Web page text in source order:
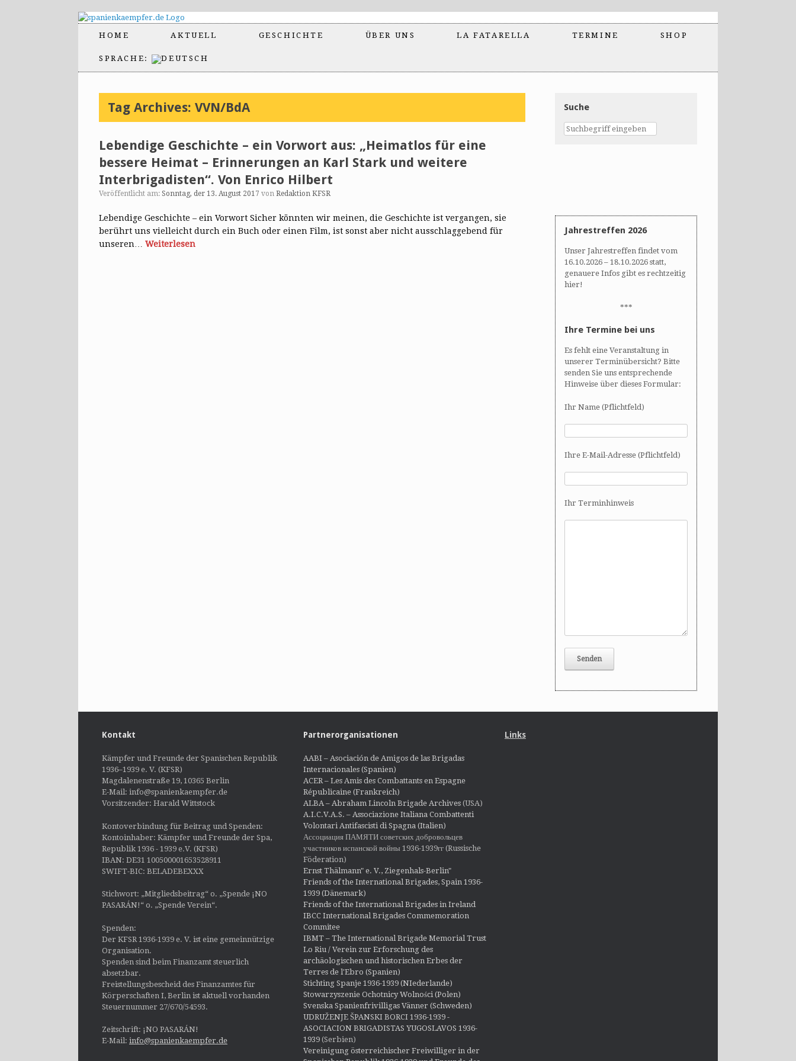
HOME AKTUELL GESCHICHTE ÜBER UNS LA FATARELLA TERMINE SHOP
SPRACHE:
Tag Archives: VVN/BdA
Lebendige Geschichte – ein Vorwort aus: „Heimatlos für eine
bessere Heimat – Erinnerungen an Karl Stark und weitere
Interbrigadisten“. Von Enrico Hilbert
Veröffentlicht am: Sonntag, der 13. August 2017 von Redaktion KFSR
Lebendige Geschichte – ein Vorwort Sicher könnten wir meinen, die Geschichte ist vergangen, sie
berührt uns vielleicht durch ein Buch oder einen Film, ist sonst aber nicht ausschlaggebend für
unseren… Weiterlesen
Suche
Jahrestreffen 2026
Unser Jahrestreffen findet vom
16.10.2026 – 18.10.2026 statt,
genauere Infos gibt es rechtzeitig
hier!
***
Ihre Termine bei uns
Es fehlt eine Veranstaltung in
unserer Terminübersicht? Bitte
senden Sie uns entsprechende
Hinweise über dieses Formular:
Ihr Name (Pflichtfeld)
Ihre E-Mail-Adresse (Pflichtfeld)
Ihr Terminhinweis
Kontakt
Kämpfer und Freunde der Spanischen Republik
1936–1939 e. V. (KFSR)
Magdalenenstraße 19, 10365 Berlin
E-Mail: info@spanienkaempfer.de
Vorsitzender: Harald Wittstock
Kontoverbindung für Beitrag und Spenden:
Kontoinhaber: Kämpfer und Freunde der Spa,
Republik 1936 - 1939 e.V. (KFSR)
IBAN: DE31 100500001653528911
SWIFT-BIC: BELADEBEXXX
Stichwort: „Mitgliedsbeitrag“ o. „Spende ¡NO
PASARÁN!“ o. „Spende Verein“.
Spenden:
Der KFSR 1936-1939 e. V. ist eine gemeinnützige
Organisation.
Spenden sind beim Finanzamt steuerlich
absetzbar.
Freistellungsbescheid des Finanzamtes für
Körperschaften I, Berlin ist aktuell vorhanden
Steuernummer 27/670/54593.
Zeitschrift: ¡NO PASARÁN!
E-Mail: info@spanienkaempfer.de
Partnerorganisationen
AABI – Asociación de Amigos de las Brigadas
Internacionales (Spanien)
ACER – Les Amis des Combattants en Espagne
Républicaine (Frankreich)
ALBA – Abraham Lincoln Brigade Archives(USA)
A.I.C.V.A.S. – Associazione Italiana Combattenti
Volontari Antifascisti di Spagna (Italien)
Ассоциация ПАМЯТИ советских добровольцев
участников испанской войны 1936-1939гг (Russische
Föderation)
Ernst Thälmann" e. V., Ziegenhals-Berlin"
Friends of the International Brigades, Spain 1936-
1939 (Dänemark)
Friends of the International Brigades in Ireland
IBCC International Brigades Commemoration
Commitee
IBMT – The International Brigade Memorial Trust
Lo Riu / Verein zur Erforschung des
archäologischen und historischen Erbes der
Terres de l'Ebro (Spanien)
Stichting Spanje 1936-1939 (NIederlande)
Stowarzyszenie Ochotnicy Wolności (Polen)
Svenska Spanienfrivilligas Vänner (Schweden)
UDRUŽENJE ŠPANSKI BORCI 1936-1939 -
ASOCIACION BRIGADISTAS YUGOSLAVOS 1936-
1939(Serbien)
Vereinigung österreichischer Freiwilliger in der
Links